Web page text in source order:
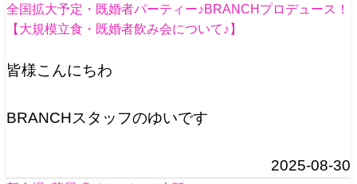
全国拡大予定・既婚者パーティー♪BRANCHプロデュース！
【大規模立食・既婚者飲み会について♪】
皆様こんにちわ
BRANCHスタッフのゆいです
2025-08-30